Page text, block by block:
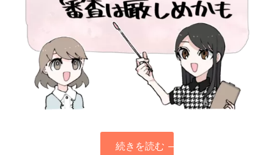
続きを読む →